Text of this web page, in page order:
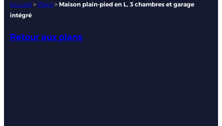
Accueil > Plans > Maison plain-pied en L, 3 chambres et garage
intégré
Retour aux plans